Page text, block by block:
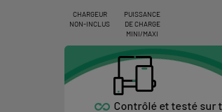
CHARGEUR
NON-INCLUS
PUISSANCE
DE CHARGE
MINI/MAXI